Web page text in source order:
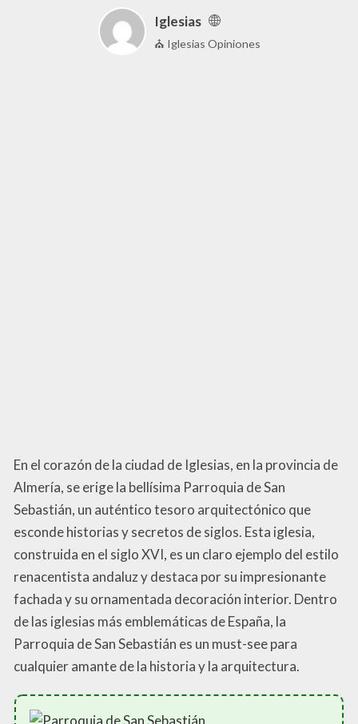
Iglesias
⛪ Iglesias Opiniones
En el corazón de la ciudad de Iglesias, en la provincia de
Almería, se erige la bellísima Parroquia de San
Sebastián, un auténtico tesoro arquitectónico que
esconde historias y secretos de siglos. Esta iglesia,
construida en el siglo XVI, es un claro ejemplo del estilo
renacentista andaluz y destaca por su impresionante
fachada y su ornamentada decoración interior. Dentro
de las iglesias más emblemáticas de España, la
Parroquia de San Sebastián es un must-see para
cualquier amante de la historia y la arquitectura.